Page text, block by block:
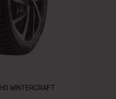
WINTERCRAFT